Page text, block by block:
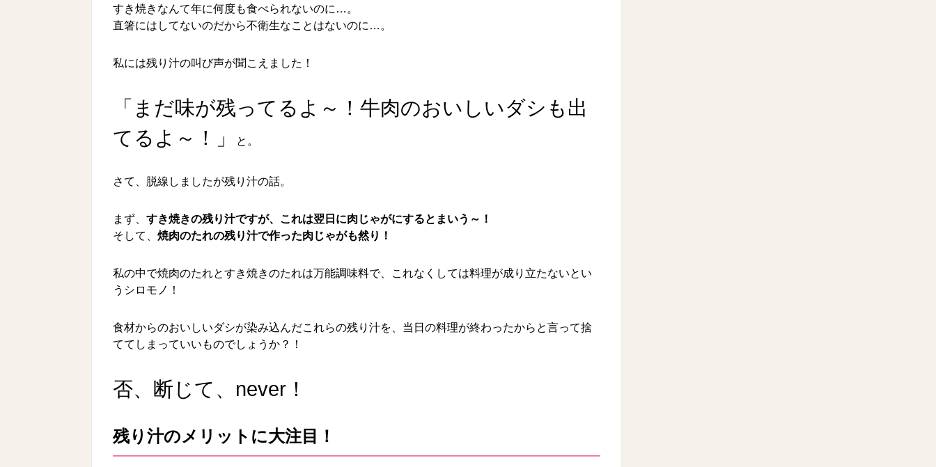
すき焼きなんて年に何度も食べられないのに…。
直箸にはしてないのだから不衛生なことはないのに…。
私には残り汁の叫び声が聞こえました！
「まだ味が残ってるよ～！牛肉のおいしいダシも出
てるよ～！」
と。
さて、脱線しましたが残り汁の話。
まず、 すき焼きの残り汁ですが、これは翌日に肉じゃがにするとまいう～！
そして、 焼肉のたれの残り汁で作った肉じゃがも然り！
私の中で焼肉のたれとすき焼きのたれは万能調味料で、これなくしては料理が成り立たないとい
うシロモノ！
食材からのおいしいダシが染み込んだこれらの残り汁を、当日の料理が終わったからと言って捨
ててしまっていいものでしょうか？！
否、断じて、never！
残り汁のメリットに大注目！